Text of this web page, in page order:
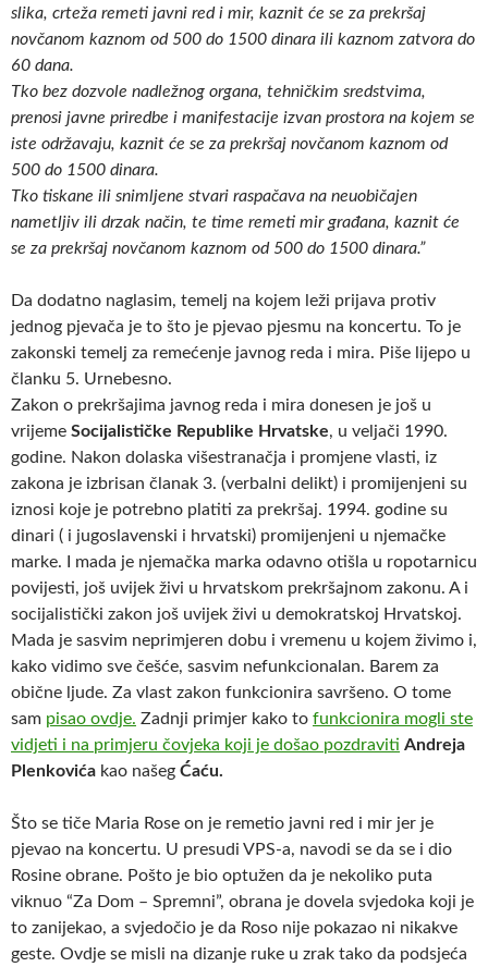
slika, crteža remeti javni red i mir, kaznit će se za prekršaj
novčanom kaznom od 500 do 1500 dinara ili kaznom zatvora do
60 dana.
Tko bez dozvole nadležnog organa, tehničkim sredstvima,
prenosi javne priredbe i manifestacije izvan prostora na kojem se
iste održavaju, kaznit će se za prekršaj novčanom kaznom od
500 do 1500 dinara.
Tko tiskane ili snimljene stvari raspačava na neuobičajen
nametljiv ili drzak način, te time remeti mir građana, kaznit će
se za prekršaj novčanom kaznom od 500 do 1500 dinara.”
Da dodatno naglasim, temelj na kojem leži prijava protiv
jednog pjevača je to što je pjevao pjesmu na koncertu. To je
zakonski temelj za remećenje javnog reda i mira. Piše lijepo u
članku 5. Urnebesno.
Zakon o prekršajima javnog reda i mira donesen je još u
vrijeme Socijalističke Republike Hrvatske, u veljači 1990.
godine. Nakon dolaska višestranačja i promjene vlasti, iz
zakona je izbrisan članak 3. (verbalni delikt) i promijenjeni su
iznosi koje je potrebno platiti za prekršaj. 1994. godine su
dinari ( i jugoslavenski i hrvatski) promijenjeni u njemačke
marke. I mada je njemačka marka odavno otišla u ropotarnicu
povijesti, još uvijek živi u hrvatskom prekršajnom zakonu. A i
socijalistički zakon još uvijek živi u demokratskoj Hrvatskoj.
Mada je sasvim neprimjeren dobu i vremenu u kojem živimo i,
kako vidimo sve češće, sasvim nefunkcionalan. Barem za
obične ljude. Za vlast zakon funkcionira savršeno. O tome
sam pisao ovdje. Zadnji primjer kako to funkcionira mogli ste
vidjeti i na primjeru čovjeka koji je došao pozdraviti Andreja
Plenkovića kao našeg Ćaću.
Što se tiče Maria Rose on je remetio javni red i mir jer je
pjevao na koncertu. U presudi VPS-a, navodi se da se i dio
Rosine obrane. Pošto je bio optužen da je nekoliko puta
viknuo “Za Dom – Spremni”, obrana je dovela svjedoka koji je
to zanijekao, a svjedočio je da Roso nije pokazao ni nikakve
geste. Ovdje se misli na dizanje ruke u zrak tako da podsjeća